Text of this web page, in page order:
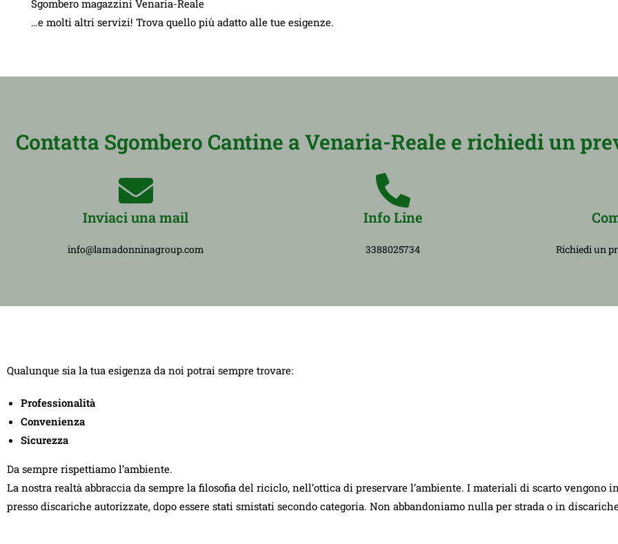
Sgombero magazzini Venaria-Reale
…e molti altri servizi! Trova quello più adatto alle tue esigenze.
Contatta Sgombero Cantine a Venaria-Reale e richiedi un
Inviaci una mail
info@lamadonninagroup.com
Info Line
3388025734 Richiedi un
Qualunque sia la tua esigenza da noi potrai sempre trovare:
Professionalità
Convenienza
Sicurezza
Da sempre rispettiamo l’ambiente.
La nostra realtà abbraccia da sempre la filosofia del riciclo, nell’ottica di preservare l’ambiente. I materiali di scarto vengono
presso discariche autorizzate, dopo essere stati smistati secondo categoria. Non abbandoniamo nulla per strada o in